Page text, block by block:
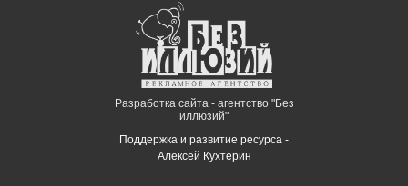
Разработка сайта - агентство "Без
иллюзий"
Поддержка и развитие ресурса -
Алексей Кухтерин